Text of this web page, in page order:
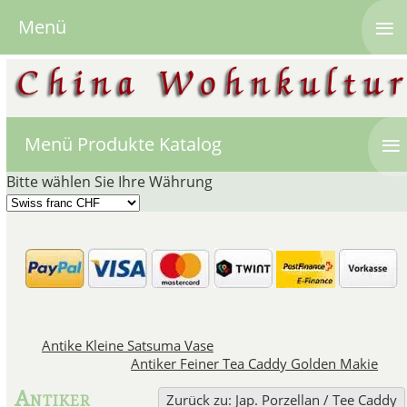
"Kakiemon" genannten
hergestellt wurden,
Menü Produkte Katalog ≡
Bitte wählen Sie Ihre Währung
Antike Kleine Satsuma Vase
Antiker Feiner Tea Caddy Golden Makie
Zurück zu: Jap. Porzellan / Tee Caddy
Antiker
Menü ≡